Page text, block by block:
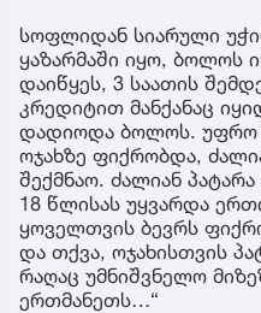
სოფლიდან სიარული
ყაზარმაში იყო, ბოლოს
დაიწყეს, 3 საათის
კრედიტით მანქანაც
დადიოდა ბოლოს. უფრო
ოჯახზე ფიქრობდა,
შექმნაო. ძალიან
18 წლისას უყვარდა
ყოველთვის ბევრს
და თქვა, ოჯახისთვის
რაღაც უმნიშვნელო
ერთმანეთს…“